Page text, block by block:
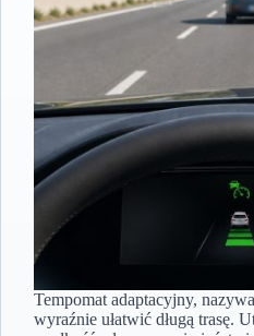
Tempomat adaptacyjny,
wyraźnie ułatwić długą trasę.